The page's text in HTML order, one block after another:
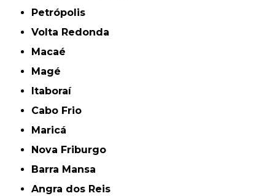
Petrópolis
Volta Redonda
Macaé
Magé
Itaboraí
Cabo Frio
Maricá
Nova Friburgo
Barra Mansa
Angra dos Reis